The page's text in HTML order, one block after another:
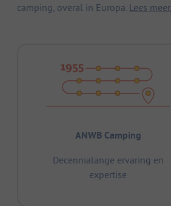
camping, overal in Europa. Lees meer.
ANWB Camping
Decennialange ervaring en
expertise